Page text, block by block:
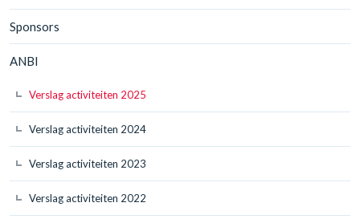
Sponsors
ANBI
Verslag activiteiten 2025
Verslag activiteiten 2024
Verslag activiteiten 2023
Verslag activiteiten 2022